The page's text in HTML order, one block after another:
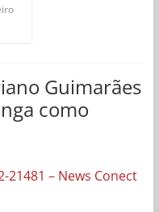
Guimarães
como
21481 – News Conect